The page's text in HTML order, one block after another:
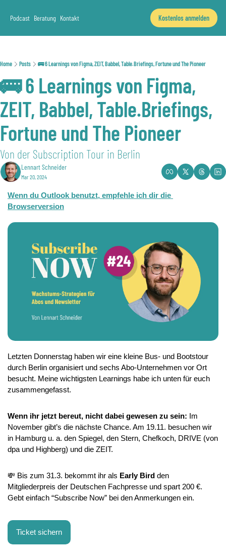
Podcast Beratung Kontakt Kostenlos anmelden
Home Posts 🚌 6 Learnings von Figma, ZEIT, Babbel, Table.Briefings, Fortune und The Pioneer
🚌 6 Learnings von Figma,
ZEIT, Babbel, Table.Briefings,
Fortune und The Pioneer
Von der Subscription Tour in Berlin
Lennart Schneider
Mar 20, 2024
Wenn du Outlook benutzt, empfehle ich dir die
Browserversion
Letzten Donnerstag haben wir eine kleine Bus- und Bootstour
durch Berlin organisiert und sechs Abo-Unternehmen vor Ort
besucht. Meine wichtigsten Learnings habe ich unten für euch
zusammengefasst.
Wenn ihr jetzt bereut, nicht dabei gewesen zu sein: Im
November gibt’s die nächste Chance. Am 19.11. besuchen wir
in Hamburg u. a. den Spiegel, den Stern, Chefkoch, DRIVE (von
dpa und Highberg) und die ZEIT.
💸 Bis zum 31.3. bekommt ihr als Early Bird den
Mitgliederpreis der Deutschen Fachpresse und spart 200 €.
Gebt einfach “Subscribe Now” bei den Anmerkungen ein.
Ticket sichern